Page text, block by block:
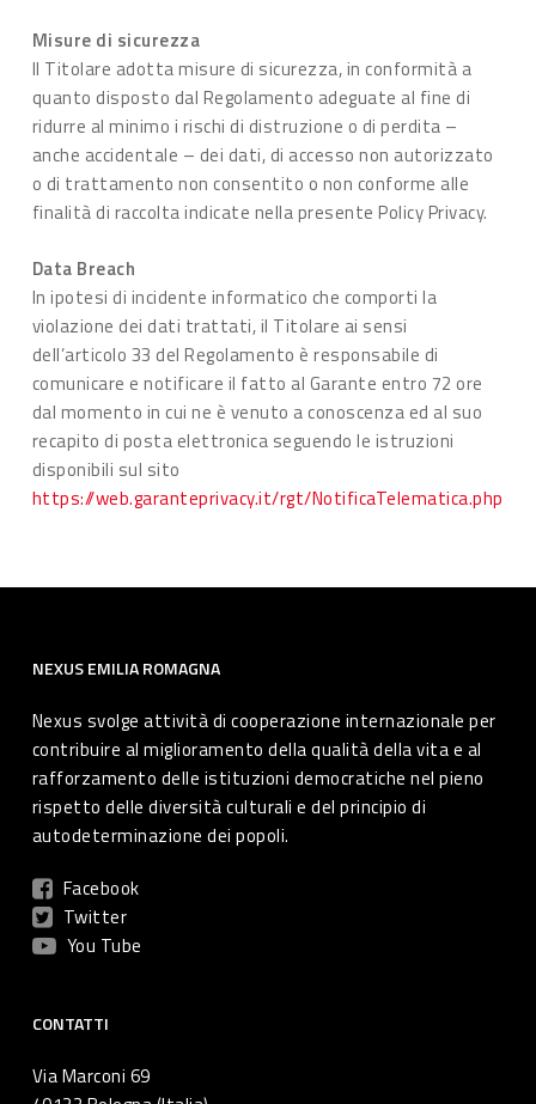
Misure di sicurezza
Il Titolare adotta misure di sicurezza, in conformità a
quanto disposto dal Regolamento adeguate al fine di
ridurre al minimo i rischi di distruzione o di perdita –
anche accidentale – dei dati, di accesso non autorizzato
o di trattamento non consentito o non conforme alle
finalità di raccolta indicate nella presente Policy Privacy.
Data Breach
In ipotesi di incidente informatico che comporti la
violazione dei dati trattati, il Titolare ai sensi
dell’articolo 33 del Regolamento è responsabile di
comunicare e notificare il fatto al Garante entro 72 ore
dal momento in cui ne è venuto a conoscenza ed al suo
recapito di posta elettronica seguendo le istruzioni
disponibili sul sito
https://web.garanteprivacy.it/rgt/NotificaTelematica.php
NEXUS EMILIA ROMAGNA
Nexus svolge attività di cooperazione internazionale per
contribuire al miglioramento della qualità della vita e al
rafforzamento delle istituzioni democratiche nel pieno
rispetto delle diversità culturali e del principio di
autodeterminazione dei popoli.
Facebook
Twitter
You Tube
CONTATTI
Via Marconi 69